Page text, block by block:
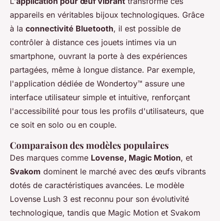
appareils en véritables bijoux technologiques. Grâce
à la connectivité Bluetooth, il est possible de
contrôler à distance ces jouets intimes via un
smartphone, ouvrant la porte à des expériences
partagées, même à longue distance. Par exemple,
l'application dédiée de Wondertoy™ assure une
interface utilisateur simple et intuitive, renforçant
l'accessibilité pour tous les profils d'utilisateurs, que
ce soit en solo ou en couple.
Comparaison des modèles populaires
Des marques comme Lovense, Magic Motion, et
Svakom dominent le marché avec des œufs vibrants
dotés de caractéristiques avancées. Le modèle
Lovense Lush 3 est reconnu pour son évolutivité
technologique, tandis que Magic Motion et Svakom